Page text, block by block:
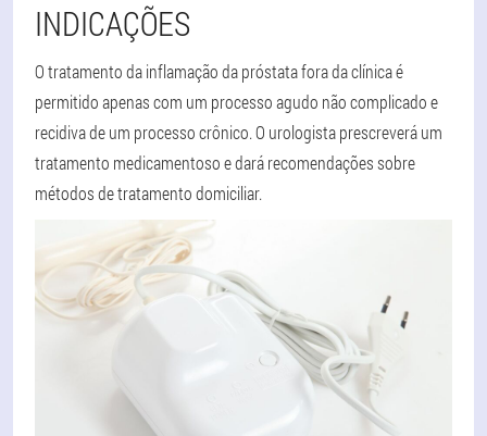
INDICAÇÕES
O tratamento da inflamação da próstata fora da clínica é
permitido apenas com um processo agudo não complicado e
recidiva de um processo crônico. O urologista prescreverá um
tratamento medicamentoso e dará recomendações sobre
métodos de tratamento domiciliar.